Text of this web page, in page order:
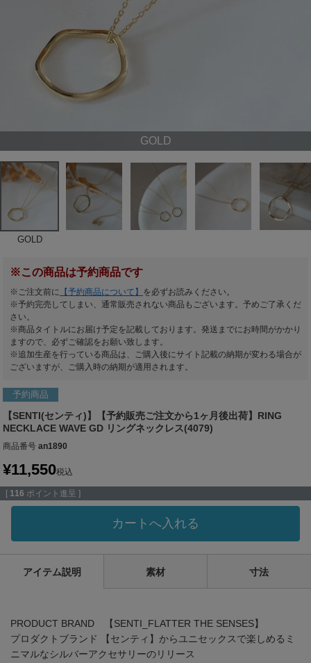
GOLD
GOLD
※この商品は予約商品です
※ご注文前に 【予約商品について】 を必ずお読みください。
※予約完売してしまい、通常販売されない商品もございます。予めご了承くだ
さい。
※商品タイトルにお届け予定を記載しております。発送までにお時間がかかり
ますので、必ずご確認をお願い致します。
※追加生産を行っている商品は、ご購入後にサイト記載の納期が変わる場合が
ございますが、ご購入時の納期が適用されます。
予約商品
【SENTI(センティ)】【予約販売ご注文から1ヶ月後出荷】RING
NECKLACE WAVE GD リングネックレス(4079)
商品番号 an1890
¥11,550税込
[ 116 ポイント進呈 ]
カートへ入れる
アイテム説明 素材 寸法
PRODUCT BRAND 【SENTI_FLATTER THE SENSES】
プロダクトブランド 【センティ】からユニセックスで楽しめるミ
ニマルなシルバーアクセサリーのリリース